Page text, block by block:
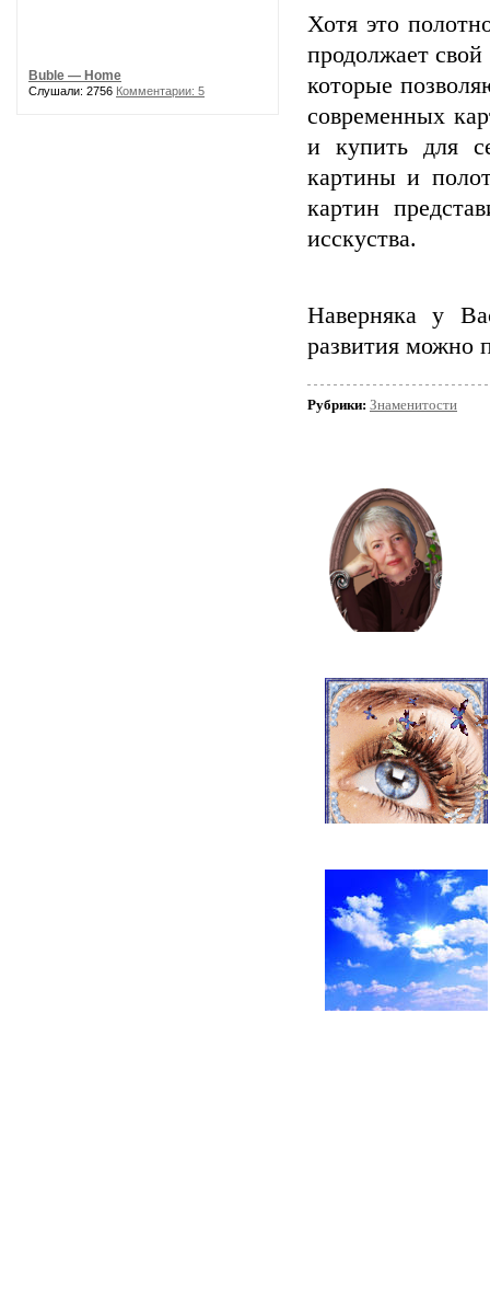
Buble — Home
Слушали: 2756 Комментарии: 5
Хотя это
продолжает
которые
современных
и купить для
картины и
картин
исскуства.
Наверняка у
развития можно
Рубрики: Знаменитости